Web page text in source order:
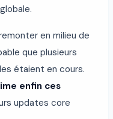
en milieu de
que plusieurs
étaient en cours.
enfin ces
updates core